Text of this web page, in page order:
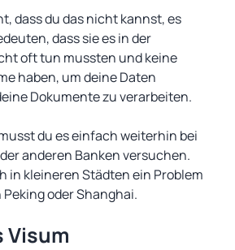
dass du das nicht kannst, es
dass sie es in der
oft tun mussten und keine
haben, um deine Daten
Dokumente zu verarbeiten.
du es einfach weiterhin bei
anderen Banken versuchen.
in kleineren Städten ein Problem
oder Shanghai.
Visum